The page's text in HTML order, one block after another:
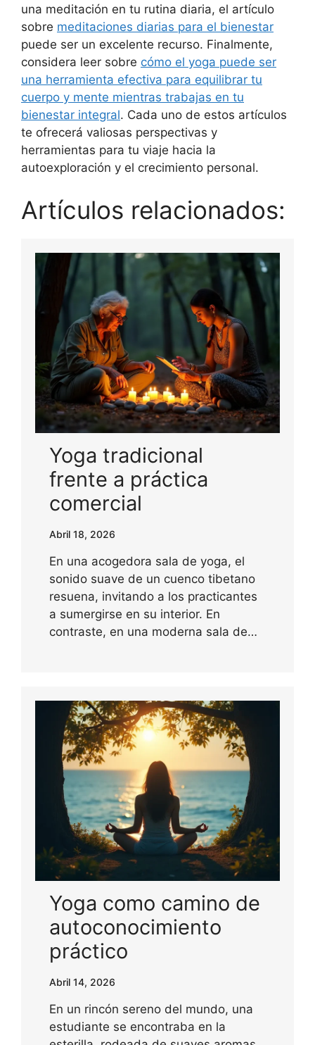
una meditación en tu rutina diaria, el artículo
sobre meditaciones diarias para el bienestar
puede ser un excelente recurso. Finalmente,
considera leer sobre cómo el yoga puede ser
una herramienta efectiva para equilibrar tu
cuerpo y mente mientras trabajas en tu
bienestar integral. Cada uno de estos artículos
te ofrecerá valiosas perspectivas y
herramientas para tu viaje hacia la
autoexploración y el crecimiento personal.
Artículos relacionados:
Yoga tradicional
frente a práctica
comercial
Abril 18, 2026
En una acogedora sala de yoga, el
sonido suave de un cuenco tibetano
resuena, invitando a los practicantes
a sumergirse en su interior. En
contraste, en una moderna sala de…
Yoga como camino de
autoconocimiento
práctico
Abril 14, 2026
En un rincón sereno del mundo, una
estudiante se encontraba en la